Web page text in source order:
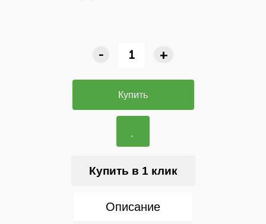
- +
Купить
Купить в 1 клик
Описание